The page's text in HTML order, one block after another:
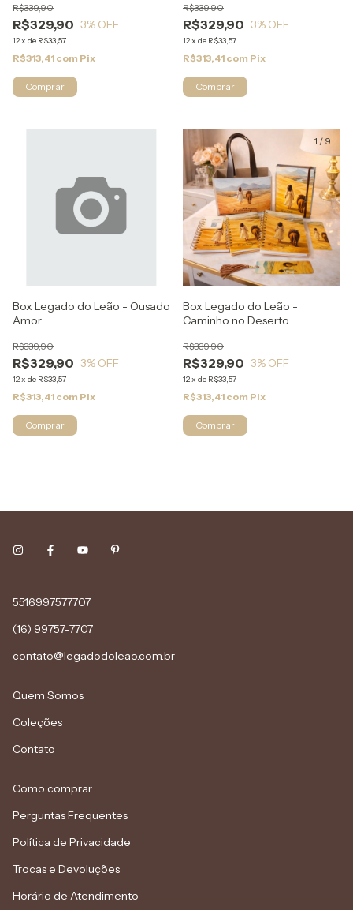
R$329,90
R$339,90
3% OFF
12x de R$33,57
R$313,41 com Pix
R$329,90
R$339,90
3% OFF
12x de R$33,57
R$313,41 com Pix
Box Legado do Leão - Ousado
Amor
R$329,90
R$339,90
3% OFF
12x de R$33,57
R$313,41 com Pix
1 / 9
Box Legado do Leão -
Caminho no Deserto
R$329,90
R$339,90
3% OFF
12x de R$33,57
R$313,41 com Pix
5516997577707
(16) 99757-7707
contato@legadodoleao.com.br
Quem Somos
Coleções
Contato
Como comprar
Perguntas Frequentes
Política de Privacidade
Trocas e Devoluções
Horário de Atendimento